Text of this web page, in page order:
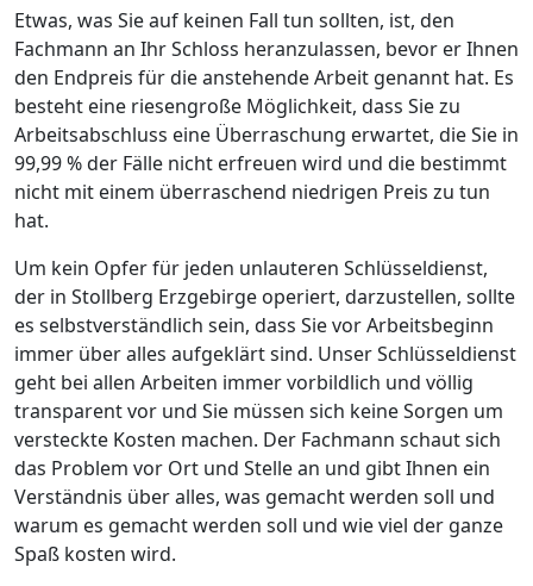
Etwas, was Sie auf keinen Fall tun sollten, ist, den
Fachmann an Ihr Schloss heranzulassen, bevor er Ihnen
den Endpreis für die anstehende Arbeit genannt hat. Es
besteht eine riesengroße Möglichkeit, dass Sie zu
Arbeitsabschluss eine Überraschung erwartet, die Sie in
99,99 % der Fälle nicht erfreuen wird und die bestimmt
nicht mit einem überraschend niedrigen Preis zu tun
hat.
Um kein Opfer für jeden unlauteren Schlüsseldienst,
der in Stollberg Erzgebirge operiert, darzustellen, sollte
es selbstverständlich sein, dass Sie vor Arbeitsbeginn
immer über alles aufgeklärt sind. Unser Schlüsseldienst
geht bei allen Arbeiten immer vorbildlich und völlig
transparent vor und Sie müssen sich keine Sorgen um
versteckte Kosten machen. Der Fachmann schaut sich
das Problem vor Ort und Stelle an und gibt Ihnen ein
Verständnis über alles, was gemacht werden soll und
warum es gemacht werden soll und wie viel der ganze
Spaß kosten wird.